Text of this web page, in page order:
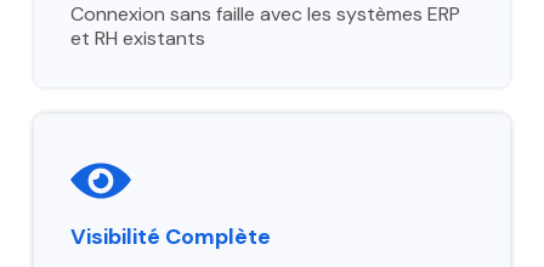
Connexion sans faille avec les systèmes ERP
et RH existants
Visibilité Complète